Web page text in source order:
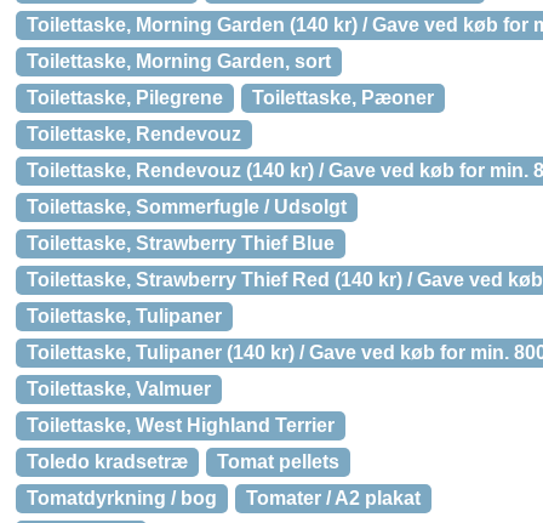
Toilettaske, Morning Garden (140 kr) / Gave ved køb for
Toilettaske, Morning Garden, sort
Toilettaske, Pilegrene
Toilettaske, Pæoner
Toilettaske, Rendevouz
Toilettaske, Rendevouz (140 kr) / Gave ved køb for min.
Toilettaske, Sommerfugle / Udsolgt
Toilettaske, Strawberry Thief Blue
Toilettaske, Strawberry Thief Red (140 kr) / Gave ved
Toilettaske, Tulipaner
Toilettaske, Tulipaner (140 kr) / Gave ved køb for min.
Toilettaske, Valmuer
Toilettaske, West Highland Terrier
Toledo kradsetræ
Tomat pellets
Tomatdyrkning / bog
Tomater / A2 plakat